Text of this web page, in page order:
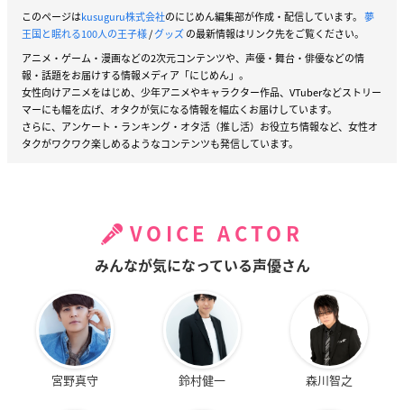
このページはkusuguru株式会社のにじめん編集部が作成・配信しています。 夢
王国と眠れる100人の王子様/グッズの最新情報はリンク先をご覧ください。
アニメ・ゲーム・漫画などの2次元コンテンツや、声優・舞台・俳優などの情
報・話題をお届けする情報メディア「にじめん」。
女性向けアニメをはじめ、少年アニメやキャラクター作品、VTuberなどストリー
マーにも幅を広げ、オタクが気になる情報を幅広くお届けしています。
さらに、アンケート・ランキング・オタ活（推し活）お役立ち情報など、女性オ
タクがワクワク楽しめるようなコンテンツも発信しています。
VOICE ACTOR
みんなが気になっている声優さん
宮野真守 鈴村健一 森川智之